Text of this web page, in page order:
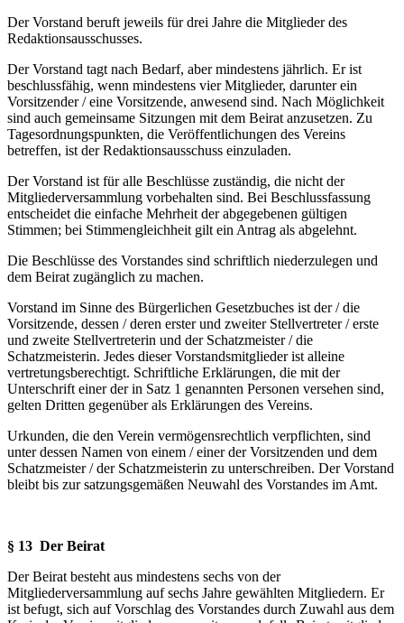
Der Vorstand beruft jeweils für drei Jahre die Mitglieder des
Redaktionsausschusses.
Der Vorstand tagt nach Bedarf, aber mindestens jährlich. Er ist
beschlussfähig, wenn mindes­tens vier Mitglieder, darunter ein
Vorsitzender / eine Vorsitzende, anwesend sind. Nach Möglichkeit
sind auch gemeinsame Sitzungen mit dem Beirat anzusetzen. Zu
Tagesordnungspunkten, die Veröffentlichungen des Vereins
betreffen, ist der Redaktionsausschuss einzuladen.
Der Vorstand ist für alle Beschlüsse zuständig, die nicht der
Mitgliederversammlung vorbehal­ten sind. Bei Beschlussfassung
entscheidet die einfache Mehrheit der abgegebenen gültigen
Stimmen; bei Stimmengleichheit gilt ein Antrag als abgelehnt.
Die Beschlüsse des Vorstandes sind schriftlich niederzulegen und
dem Beirat zugänglich zu machen.
Vorstand im Sinne des Bürgerlichen Gesetzbuches ist der / die
Vorsitzende, dessen / deren erster und zweiter Stellvertreter / erste
und zweite Stellvertreterin und der Schatzmeister / die
Schatzmeisterin. Jedes dieser Vorstandsmitglieder ist alleine
vertretungsberechtigt. Schriftli­che Erklärungen, die mit der
Unterschrift einer der in Satz 1 genannten Personen versehen sind,
gelten Dritten gegenüber als Erklärungen des Vereins.
Urkunden, die den Verein vermögensrechtlich verpflichten, sind
unter dessen Namen von einem / einer der Vorsitzenden und dem
Schatzmeister / der Schatzmeisterin zu unterschrei­ben. Der Vorstand
bleibt bis zur satzungsgemäßen Neuwahl des Vorstandes im Amt.
§ 13 Der Beirat
Der Beirat besteht aus mindestens sechs von der
Mitgliederversammlung auf sechs Jahre ge­wählten Mitgliedern. Er
ist befugt, sich auf Vorschlag des Vorstandes durch Zuwahl aus dem